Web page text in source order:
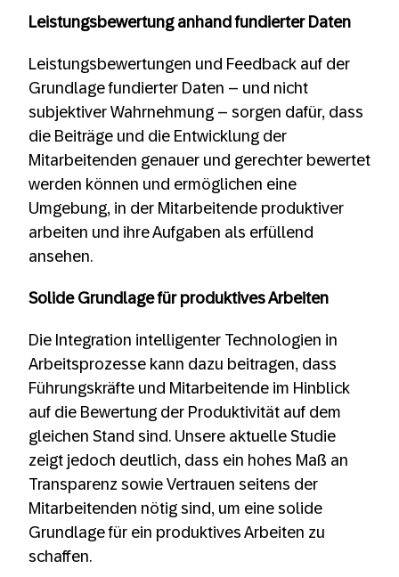
Leistungsbewertung anhand fundierter Daten
Leistungsbewertungen und Feedback auf der
Grundlage fundierter Daten – und nicht
subjektiver Wahrnehmung – sorgen dafür, dass
die Beiträge und die Entwicklung der
Mitarbeitenden genauer und gerechter bewertet
werden können und ermöglichen eine
Umgebung, in der Mitarbeitende produktiver
arbeiten und ihre Aufgaben als erfüllend
ansehen.
Solide Grundlage für produktives Arbeiten
Die Integration intelligenter Technologien in
Arbeitsprozesse kann dazu beitragen, dass
Führungskräfte und Mitarbeitende im Hinblick
auf die Bewertung der Produktivität auf dem
gleichen Stand sind. Unsere aktuelle Studie
zeigt jedoch deutlich, dass ein hohes Maß an
Transparenz sowie Vertrauen seitens der
Mitarbeitenden nötig sind, um eine solide
Grundlage für ein produktives Arbeiten zu
schaffen.